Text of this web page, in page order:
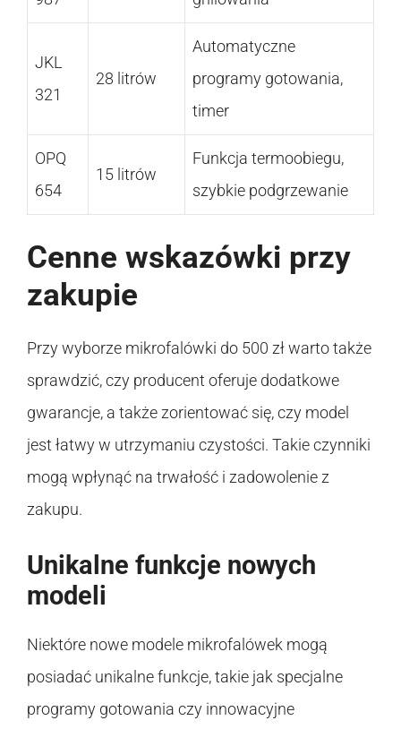
JKL
321
28 litrów
Automatyczne
programy gotowania,
timer
OPQ
654
15 litrów
Funkcja termoobiegu,
szybkie podgrzewanie
Cenne wskazówki przy
zakupie
Przy wyborze mikrofalówki do 500 zł warto także
sprawdzić, czy producent oferuje dodatkowe
gwarancje, a także zorientować się, czy model
jest łatwy w utrzymaniu czystości. Takie czynniki
mogą wpłynąć na trwałość i zadowolenie z
zakupu.
Unikalne funkcje nowych
modeli
Niektóre nowe modele mikrofalówek mogą
posiadać unikalne funkcje, takie jak specjalne
programy gotowania czy innowacyjne